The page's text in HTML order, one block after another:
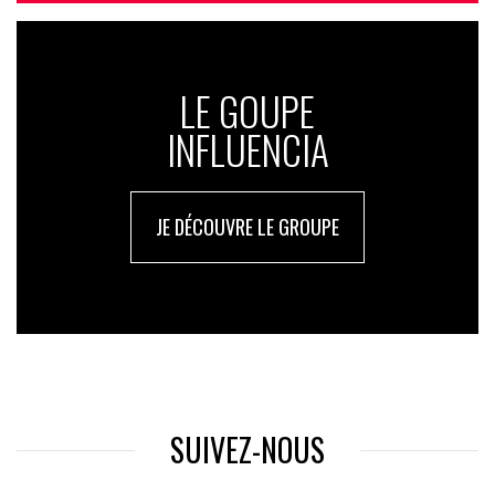
LE GOUPE
INFLUENCIA
JE DÉCOUVRE LE GROUPE
SUIVEZ-NOUS